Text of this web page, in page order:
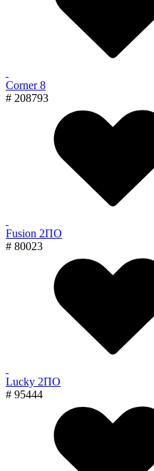
Corner 8
# 208793
Fusion 2ПО
# 80023
Lucky 2ПО
# 95444